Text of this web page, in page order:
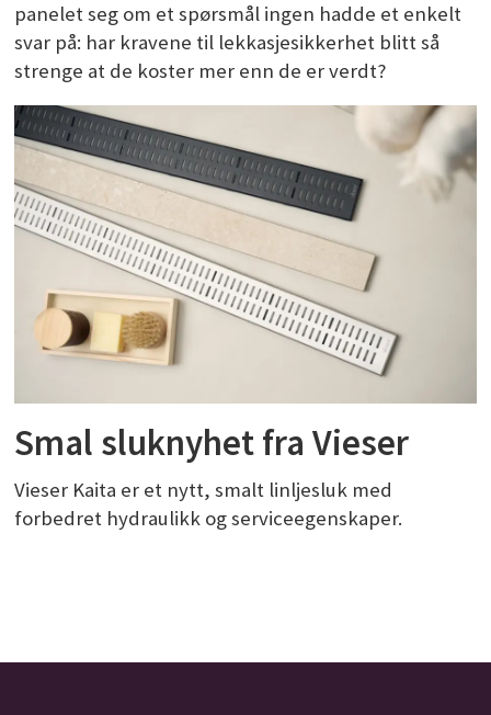
panelet seg om et spørsmål ingen hadde et enkelt
svar på: har kravene til lekkasjesikkerhet blitt så
strenge at de koster mer enn de er verdt?
Smal sluknyhet fra Vieser
Vieser Kaita er et nytt, smalt linljesluk med
forbedret hydraulikk og serviceegenskaper.